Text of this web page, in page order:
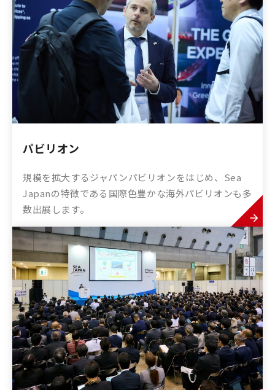
パビリオン
規模を拡大するジャパンパビリオンをはじめ、Sea
Japanの特徴である国際色豊かな海外パビリオンも多
数出展します。